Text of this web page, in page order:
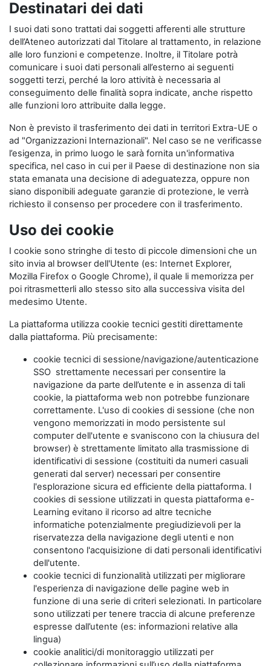
Destinatari dei dati
I suoi dati sono trattati dai soggetti afferenti alle strutture
dell’Ateneo autorizzati dal Titolare al trattamento, in relazione
alle loro funzioni e competenze. Inoltre, il Titolare potrà
comunicare i suoi dati personali all’esterno ai seguenti
soggetti terzi, perché la loro attività è necessaria al
conseguimento delle finalità sopra indicate, anche rispetto
alle funzioni loro attribuite dalla legge.
Non è previsto il trasferimento dei dati in territori Extra-UE o
ad "Organizzazioni Internazionali". Nel caso se ne verificasse
l’esigenza, in primo luogo le sarà fornita un'informativa
specifica, nel caso in cui per il Paese di destinazione non sia
stata emanata una decisione di adeguatezza, oppure non
siano disponibili adeguate garanzie di protezione, le verrà
richiesto il consenso per procedere con il trasferimento.
Uso dei cookie
I cookie sono stringhe di testo di piccole dimensioni che un
sito invia al browser dell'Utente (es: Internet Explorer,
Mozilla Firefox o Google Chrome), il quale li memorizza per
poi ritrasmetterli allo stesso sito alla successiva visita del
medesimo Utente.
La piattaforma utilizza cookie tecnici gestiti direttamente
dalla piattaforma. Più precisamente:
cookie tecnici di sessione/navigazione/autenticazione
SSO strettamente necessari per consentire la
navigazione da parte dell’utente e in assenza di tali
cookie, la piattaforma web non potrebbe funzionare
correttamente. L'uso di cookies di sessione (che non
vengono memorizzati in modo persistente sul
computer dell'utente e svaniscono con la chiusura del
browser) è strettamente limitato alla trasmissione di
identificativi di sessione (costituiti da numeri casuali
generati dal server) necessari per consentire
l'esplorazione sicura ed efficiente della piattaforma. I
cookies di sessione utilizzati in questa piattaforma e-
Learning evitano il ricorso ad altre tecniche
informatiche potenzialmente pregiudizievoli per la
riservatezza della navigazione degli utenti e non
consentono l'acquisizione di dati personali identificativi
dell'utente.
cookie tecnici di funzionalità utilizzati per migliorare
l'esperienza di navigazione delle pagine web in
funzione di una serie di criteri selezionati. In particolare
sono utilizzati per tenere traccia di alcune preferenze
espresse dall’utente (es: informazioni relative alla
lingua)
cookie analitici/di monitoraggio utilizzati per